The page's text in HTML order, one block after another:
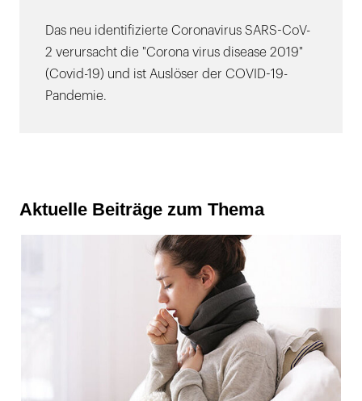
Das neu identifizierte Coronavirus SARS-CoV-
2 verursacht die "Corona virus disease 2019"
(Covid-19) und ist Auslöser der COVID-19-
Pandemie.
Aktuelle Beiträge zum Thema